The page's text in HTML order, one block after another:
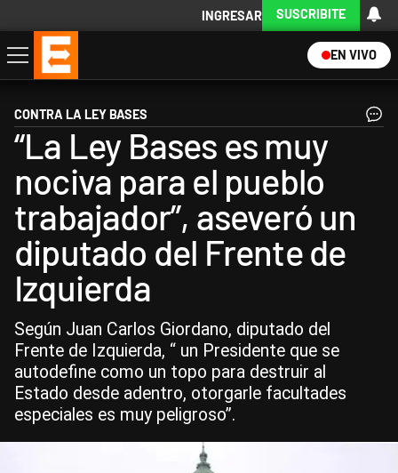
INGRESAR SUSCRIBITE
EN VIVO
Economía
Política
Internacional
Actualidad
Descargá la App
CONTRA LA LEY BASES
“La Ley Bases es muy
nociva para el pueblo
trabajador”, aseveró un
diputado del Frente de
Izquierda
Según Juan Carlos Giordano, diputado del
Frente de Izquierda, “ un Presidente que se
autodefine como un topo para destruir al
Estado desde adentro, otorgarle facultades
especiales es muy peligroso”.